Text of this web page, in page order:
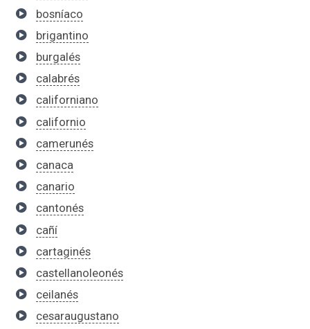
bosníaco
brigantino
burgalés
calabrés
californiano
californio
camerunés
canaca
canario
cantonés
cañí
cartaginés
castellanoleonés
ceilanés
cesaraugustano